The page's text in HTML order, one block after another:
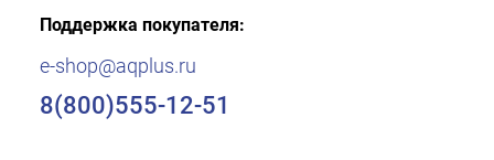
Поддержка покупателя:
e-shop@aqplus.ru
8(800)555-12-51